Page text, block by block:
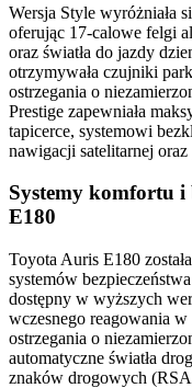
Wersja Style wyróżniała
oferując 17-calowe felgi
oraz światła do jazdy
otrzymywała czujniki
ostrzegania o
Prestige zapewniała
tapicerce, systemowi
nawigacji satelitarnej oraz
Systemy komfortu i
E180
Toyota Auris E180
systemów
dostępny w wyższych
wczesnego reagowania
ostrzegania o
automatyczne światła
znaków drogowych